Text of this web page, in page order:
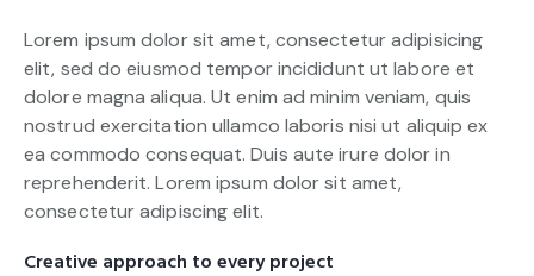
Lorem ipsum dolor sit amet, consectetur adipisicing
elit, sed do eiusmod tempor incididunt ut labore et
dolore magna aliqua. Ut enim ad minim veniam, quis
nostrud exercitation ullamco laboris nisi ut aliquip ex
ea commodo consequat. Duis aute irure dolor in
reprehenderit. Lorem ipsum dolor sit amet,
consectetur adipiscing elit.
Creative approach to every project